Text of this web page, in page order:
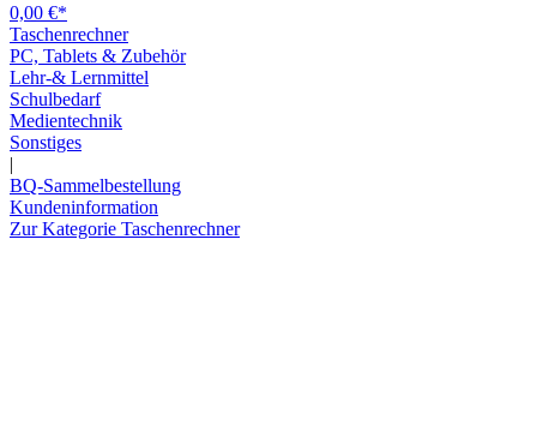
0,00 €*
Taschenrechner
PC, Tablets & Zubehör
Lehr-& Lernmittel
Schulbedarf
Medientechnik
Sonstiges
|
BQ-Sammelbestellung
Kundeninformation
Zur Kategorie Taschenrechner